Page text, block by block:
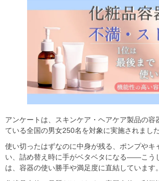
アンケートは、スキンケア・ヘアケア製品の容
ている全国の男女250名を対象に実施されました
使い切ったはずなのに中身が残る、ポンプやキ
い、詰め替え時に手がベタベタになる――こう
は、容器の使い勝手や満足度に直結しています。